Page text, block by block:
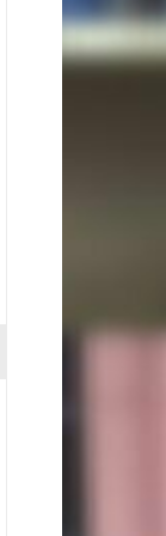
Nous croyons